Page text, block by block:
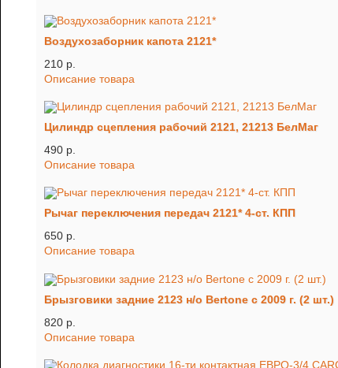
Воздухозаборник капота 2121*
210 p.
Описание товара
Цилиндр сцепления рабочий 2121, 21213 БелМаг
490 p.
Описание товара
Рычаг переключения передач 2121* 4-ст. КПП
650 p.
Описание товара
Брызговики задние 2123 н/о Bertone с 2009 г. (2 шт.)
820 p.
Описание товара